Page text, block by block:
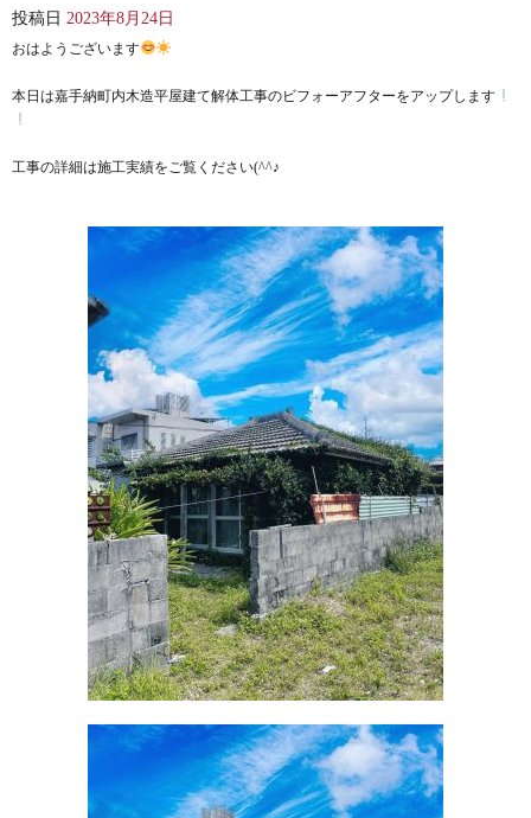
投稿日 2023年8月24日
おはようございます
本日は嘉手納町内木造平屋建て解体工事のビフォーアフターをアップします
工事の詳細は施工実績をご覧ください(^^♪